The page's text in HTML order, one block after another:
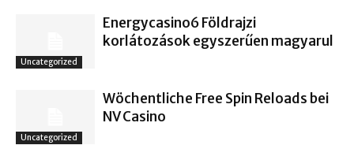
Uncategorized
Energycasino6 Földrajzi
korlátozások egyszerűen magyarul
Uncategorized
Wöchentliche Free Spin Reloads bei
NV Casino